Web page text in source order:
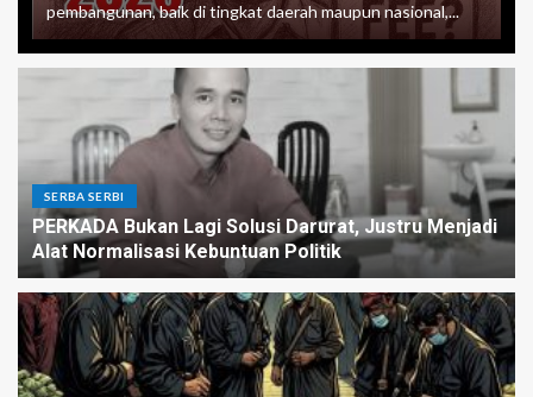
pembangunan, baik di tingkat daerah maupun nasional,...
SERBA SERBI
PERKADA Bukan Lagi Solusi Darurat, Justru Menjadi
Alat Normalisasi Kebuntuan Politik